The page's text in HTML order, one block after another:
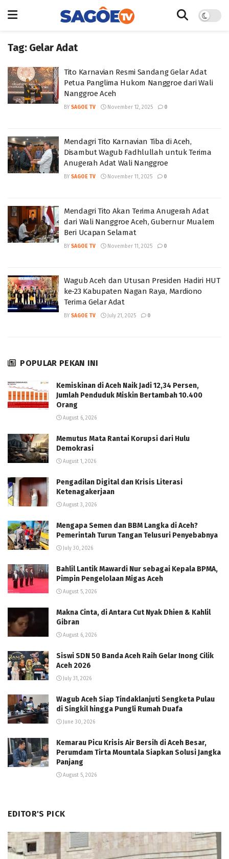
Tag: Gelar Adat
Tito Karnavian Resmi Sandang Gelar Adat
Petua Panglima Hukom Nanggroe dari Wali
Nanggroe Aceh
BY SAGOE TV November 12, 2025 0
Mendagri Tito Karnavian Tiba di Aceh,
Disambut Wagub Fadhlullah untuk Terima
Anugerah Adat Wali Nanggroe
BY SAGOE TV November 11, 2025 0
Mendagri Tito Akan Terima Anugerah Adat
dari Wali Nanggroe Aceh, Gubernur Mualem
Beri Ucapan Selamat
BY SAGOE TV November 11, 2025 0
Wagub Aceh dan Utusan Presiden Hadiri HUT
ke-23 Kabupaten Nagan Raya, Mardiono
Terima Gelar Adat
BY SAGOE TV July 21, 2025 0
POPULAR PEKAN INI
Kemiskinan di Aceh Naik Jadi 12,34 Persen,
Jumlah Penduduk Miskin Bertambah 10.400
Orang
August 6, 2026
Memutus Mata Rantai Korupsi dari Hulu
Demokrasi
August 1, 2026
Pengadilan Digital dan Krisis Literasi
Ketenagakerjaan
August 3, 2026
Mengapa Semen dan BBM Langka di Aceh?
Pemerintah Turun Tangan Telusuri Penyebabnya
July 30, 2026
Bahlil Lantik Mawardi Nur sebagai Kepala BPMA,
Pimpin Pengelolaan Migas Aceh
August 5, 2026
Makna Cinta, di Antara Cut Nyak Dhien & Kahlil
Gibran
August 6, 2026
Siswi SDN 50 Banda Aceh Raih Gelar Inong Cilik
Aceh 2026
July 31, 2026
Wagub Aceh Siap Tindaklanjuti Sengketa Pulau
di Singkil hingga Pungli Rumah Duafa
June 30, 2026
Kemarau Picu Krisis Air Bersih di Aceh Besar,
Perumdam Tirta Mountala Siapkan Solusi Jangka
Panjang
August 5, 2026
EDITOR'S PICK